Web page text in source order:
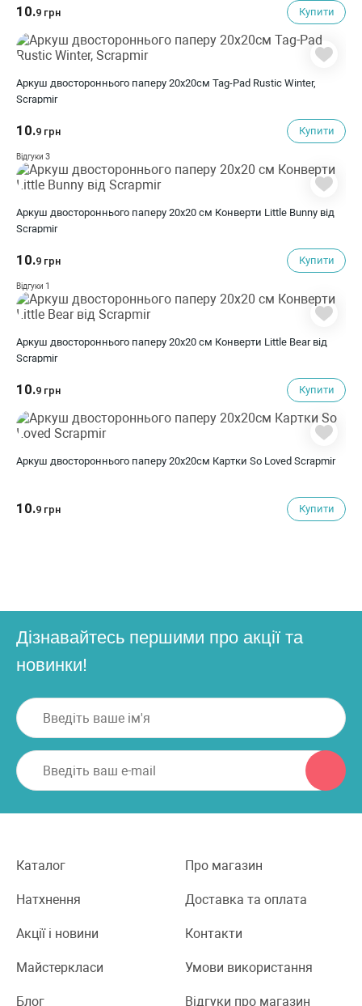
10.9 грн Купити
Аркуш двостороннього паперу 20х20см Tag-Pad Rustic Winter,
Scrapmir
10.9 грн Купити
Відгуки 3
Аркуш двостороннього паперу 20х20 см Конверти Little Bunny від
Scrapmir
10.9 грн Купити
Відгуки 1
Аркуш двостороннього паперу 20х20 см Конверти Little Bear від
Scrapmir
10.9 грн Купити
Аркуш двостороннього паперу 20х20см Картки So Loved Scrapmir
10.9 грн Купити
Дізнавайтесь першими про акції та
новинки!
Каталог Про магазин
Натхнення Доставка та оплата
Акції і новини Контакти
Майстеркласи Умови використання
Блог Відгуки про магазин